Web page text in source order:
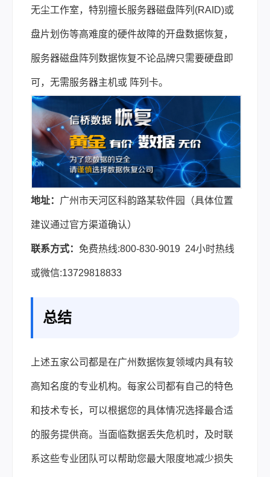
无尘工作室，特别擅长服务器磁盘阵列(RAID)或
盘片划伤等高难度的硬件故障的开盘数据恢复，
服务器磁盘阵列数据恢复不论品牌只需要硬盘即
可，无需服务器主机或 阵列卡。
地址： 广州市天河区科韵路某软件园（具体位置
建议通过官方渠道确认）
联系方式： 免费热线:800-830-9019 24小时热线
或微信:13729818833
总结
上述五家公司都是在广州数据恢复领域内具有较
高知名度的专业机构。每家公司都有自己的特色
和技术专长，可以根据您的具体情况选择最合适
的服务提供商。当面临数据丢失危机时，及时联
系这些专业团队可以帮助您最大限度地减少损失